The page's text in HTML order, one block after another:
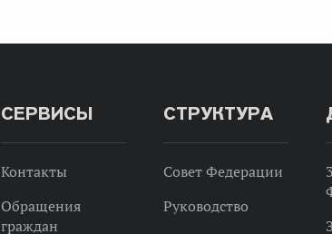
СЕРВИСЫ
Контакты
Обращения
граждан
СТРУКТУРА
Совет Федерации
Руководство